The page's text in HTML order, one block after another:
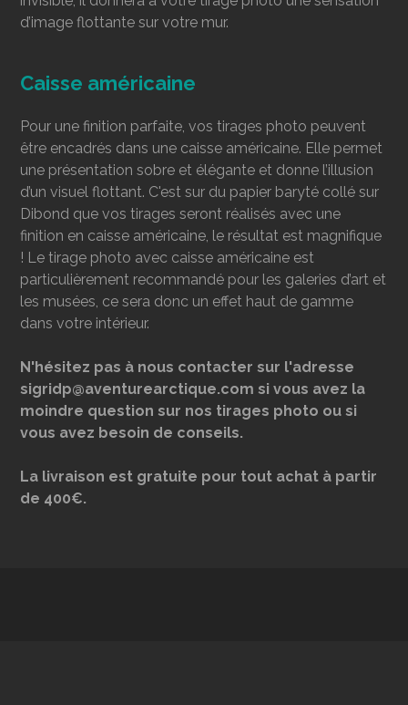
d’image flottante sur votre mur.
Caisse américaine
Pour une finition parfaite, vos tirages photo peuvent
être encadrés dans une caisse américaine. Elle permet
une présentation sobre et élégante et donne l’illusion
d’un visuel flottant. C'est sur du papier baryté collé sur
Dibond que vos tirages seront réalisés avec une
finition en caisse américaine, le résultat est magnifique
! Le tirage photo avec caisse américaine est
particulièrement recommandé pour les galeries d’art et
les musées, ce sera donc un effet haut de gamme
dans votre intérieur.
N'hésitez pas à nous contacter sur l'adresse
sigridp@aventurearctique.com si vous avez la
moindre question sur nos tirages photo ou si
vous avez besoin de conseils.
La livraison est gratuite pour tout achat à partir
de 400€.